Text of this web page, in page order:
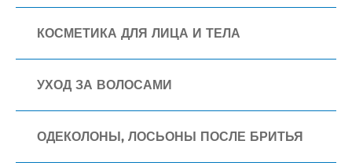
КОСМЕТИКА ДЛЯ ЛИЦА И ТЕЛА
УХОД ЗА ВОЛОСАМИ
ОДЕКОЛОНЫ, ЛОСЬОНЫ ПОСЛЕ БРИТЬЯ